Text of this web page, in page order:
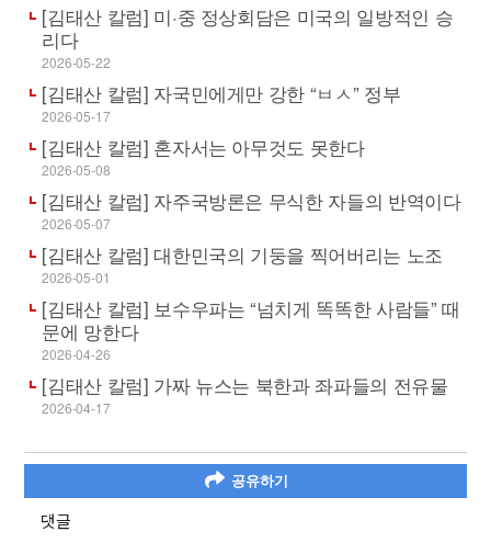
[김태산 칼럼] 미·중 정상회담은 미국의 일방적인 승
리다
2026-05-22
[김태산 칼럼] 자국민에게만 강한 “ㅂㅅ” 정부
2026-05-17
[김태산 칼럼] 혼자서는 아무것도 못한다
2026-05-08
[김태산 칼럼] 자주국방론은 무식한 자들의 반역이다
2026-05-07
[김태산 칼럼] 대한민국의 기둥을 찍어버리는 노조
2026-05-01
[김태산 칼럼] 보수우파는 “넘치게 똑똑한 사람들” 때
문에 망한다
2026-04-26
[김태산 칼럼] 가짜 뉴스는 북한과 좌파들의 전유물
2026-04-17
공유하기
댓글